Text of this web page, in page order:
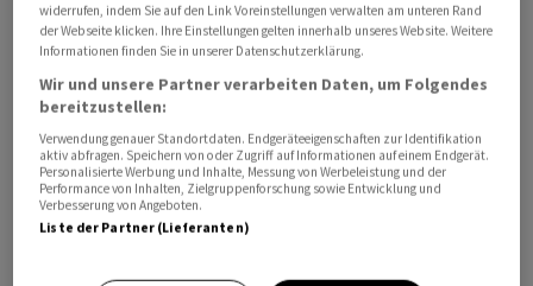
Beide Indizes machten damit anfängliche Verluste wett.
Regional positiv fiel der koreanische Kospi auf mit
einem Anstieg um 1,3 Prozent, den Marktbeobachter
mit einer Kursrally um 5,6 Prozent beim Index-
Schwergewicht Samsung Electronics begründeten. Als
Treiber fungierte hier ein Bericht in der Zeitung
«Nikkei», wonach der US-Branchenriese Nvidia mit
widerrufen, indem Sie auf den Link Voreinstellungen verwalten am unteren Rand
der Webseite klicken. Ihre Einstellungen gelten innerhalb unseres Website. Weitere
Informationen finden Sie in unserer Datenschutzerklärung.
Wir und unsere Partner verarbeiten Daten, um Folgendes
bereitzustellen:
Verwendung genauer Standortdaten. Endgeräteeigenschaften zur Identifikation
aktiv abfragen. Speichern von oder Zugriff auf Informationen auf einem Endgerät.
Personalisierte Werbung und Inhalte, Messung von Werbeleistung und der
Performance von Inhalten, Zielgruppenforschung sowie Entwicklung und
Verbesserung von Angeboten.
Liste der Partner (Lieferanten)